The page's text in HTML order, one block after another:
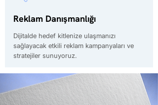
Reklam Danışmanlığı
Dijitalde hedef kitlenize ulaşmanızı
sağlayacak etkili reklam kampanyaları ve
stratejiler sunuyoruz.